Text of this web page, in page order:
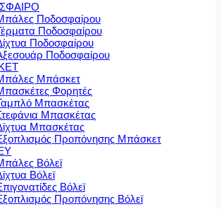
Ποδοσφαίρου
Ποδοσφαίρου
Ποδοσφαίρου
Ποδοσφαίρου
Μπάσκετ
Φορητές
Μπασκέτας
Μπασκέτας
Μπασκέτας
Προπόνησης Μπάσκετ
Βόλεϊ
Βόλεϊ
Βόλεϊ
Προπόνησης Βόλεϊ